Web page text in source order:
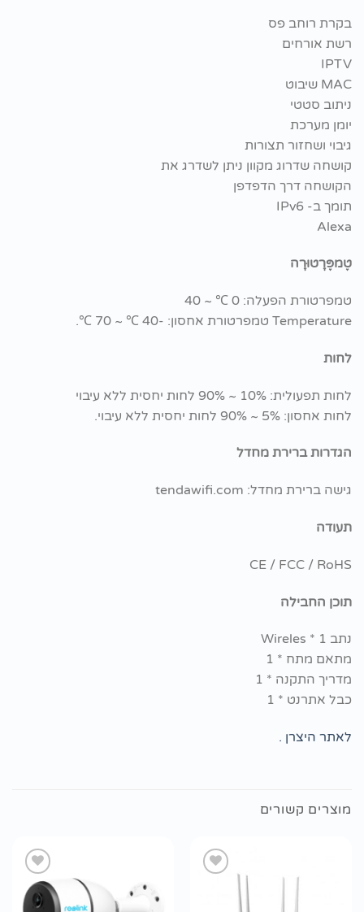
בקרת רוחב פס
רשת אורחים
IPTV
MAC שיבוט
ניתוב סטטי
יומן מערכת
גיבוי ושחזור תצורות
קושחה שדרוג מקוון ניתן לשדרג את
הקושחה דרך הדפדפן
תומך ב- IPv6
Alexa
טֶמפֶּרָטוּרָה
טמפרטורת הפעלה: 0 ℃ ~ 40
Temperature טמפרטורת אחסון: -40 ℃ ~ 70 ℃.
לחות
לחות תפעולית: 10% ~ 90% לחות יחסית ללא עיבוי
לחות אחסון: 5% ~ 90% לחות יחסית ללא עיבוי.
הגדרות ברירת מחדל
גישה ברירת מחדל: tendawifi.com
תעודה
CE / FCC / RoHS
תוכן החבילה
נתב Wireles * 1
מתאם מתח * 1
מדריך התקנה * 1
כבל אתרנט * 1
לאתר היצרן .
מוצרים קשורים